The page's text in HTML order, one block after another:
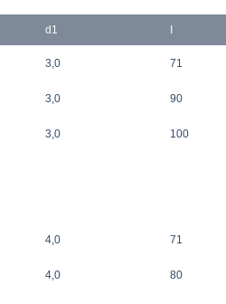
d1
3,0 71
3,0 90
3,0 100
4,0 71
4,0 80